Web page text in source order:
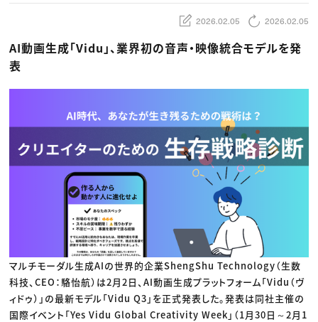
動画配信・映像制作
ディレクション
業界解説・キャリア事情
お役立ち基礎知識
ゲームクリエイター
映像クリエイター
マーケッター
C＆R Magazine
ニュース・トレンド
ゲーム・エンタメ
広告
出版
CREATIVE VILLAGEからのお知らせ
プロフェッショナル×つながる×メディア
2026.02.05 2026.02.05
AI動画生成「Vidu」、業界初の音声・映像統合モデルを発
表
マルチモーダル生成AIの世界的企業ShengShu Technology（生数
科技、CEO：駱怡航）は2月2日、AI動画生成プラットフォーム「Vidu（ヴ
ィドゥ）」の最新モデル「Vidu Q3」を正式発表した。発表は同社主催の
国際イベント「Yes Vidu Global Creativity Week」（1月30日～2月1